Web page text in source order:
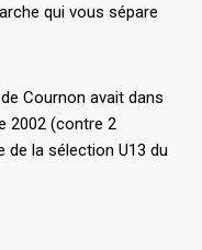
qui vous sépare
Cournon avait dans
2002 (contre 2
la sélection U13 du